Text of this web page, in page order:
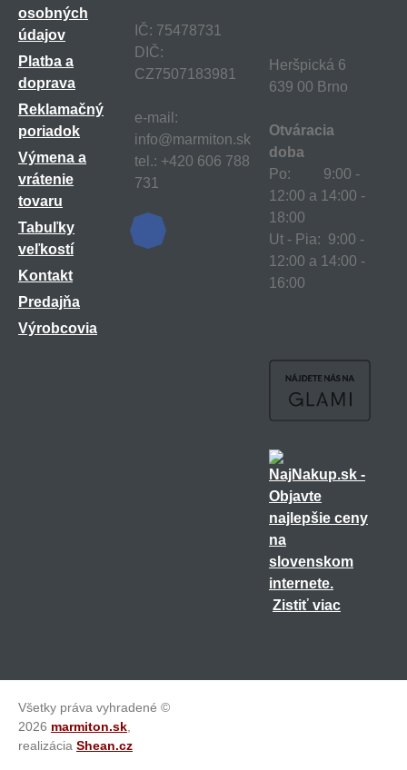
osobných
údajov
Platba a
doprava
Reklamačný
poriadok
Výmena a
vrátenie
tovaru
Tabuľky
veľkostí
Kontakt
Predajňa
Výrobcovia
IČ: 75478731
DIČ:
CZ7507183981
e-mail:
info@marmiton.sk
tel.: +420 606 788
731
Heršpická 6
639 00 Brno
Otváracia
doba
Po: 9:00 -
12:00 a 14:00 -
18:00
Ut - Pia: 9:00 -
12:00 a 14:00 -
16:00
Zistiť viac
Všetky práva vyhradené ©
2026 marmiton.sk
realizácia Shean.cz